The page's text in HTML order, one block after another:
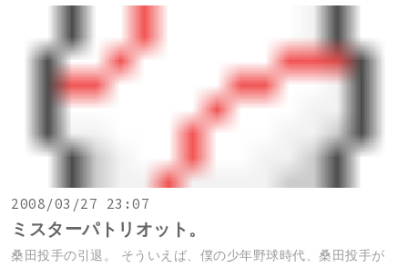
2008/03/27 23:07
ミスターパトリオット。
桑田投手の引退。 そういえば、僕の少年野球時代、桑田投手が